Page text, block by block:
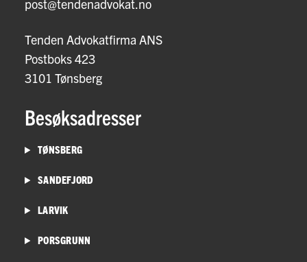
post@tendenadvokat.no
Tenden Advokatfirma ANS
Postboks 423
3101 Tønsberg
Besøksadresser
TØNSBERG
SANDEFJORD
LARVIK
PORSGRUNN